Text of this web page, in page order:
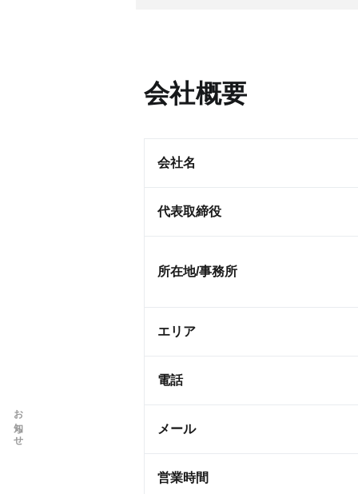
会社概要
会社名
代表取締役
所在地/事務所
エリア
電話
メール
営業時間
お知らせ